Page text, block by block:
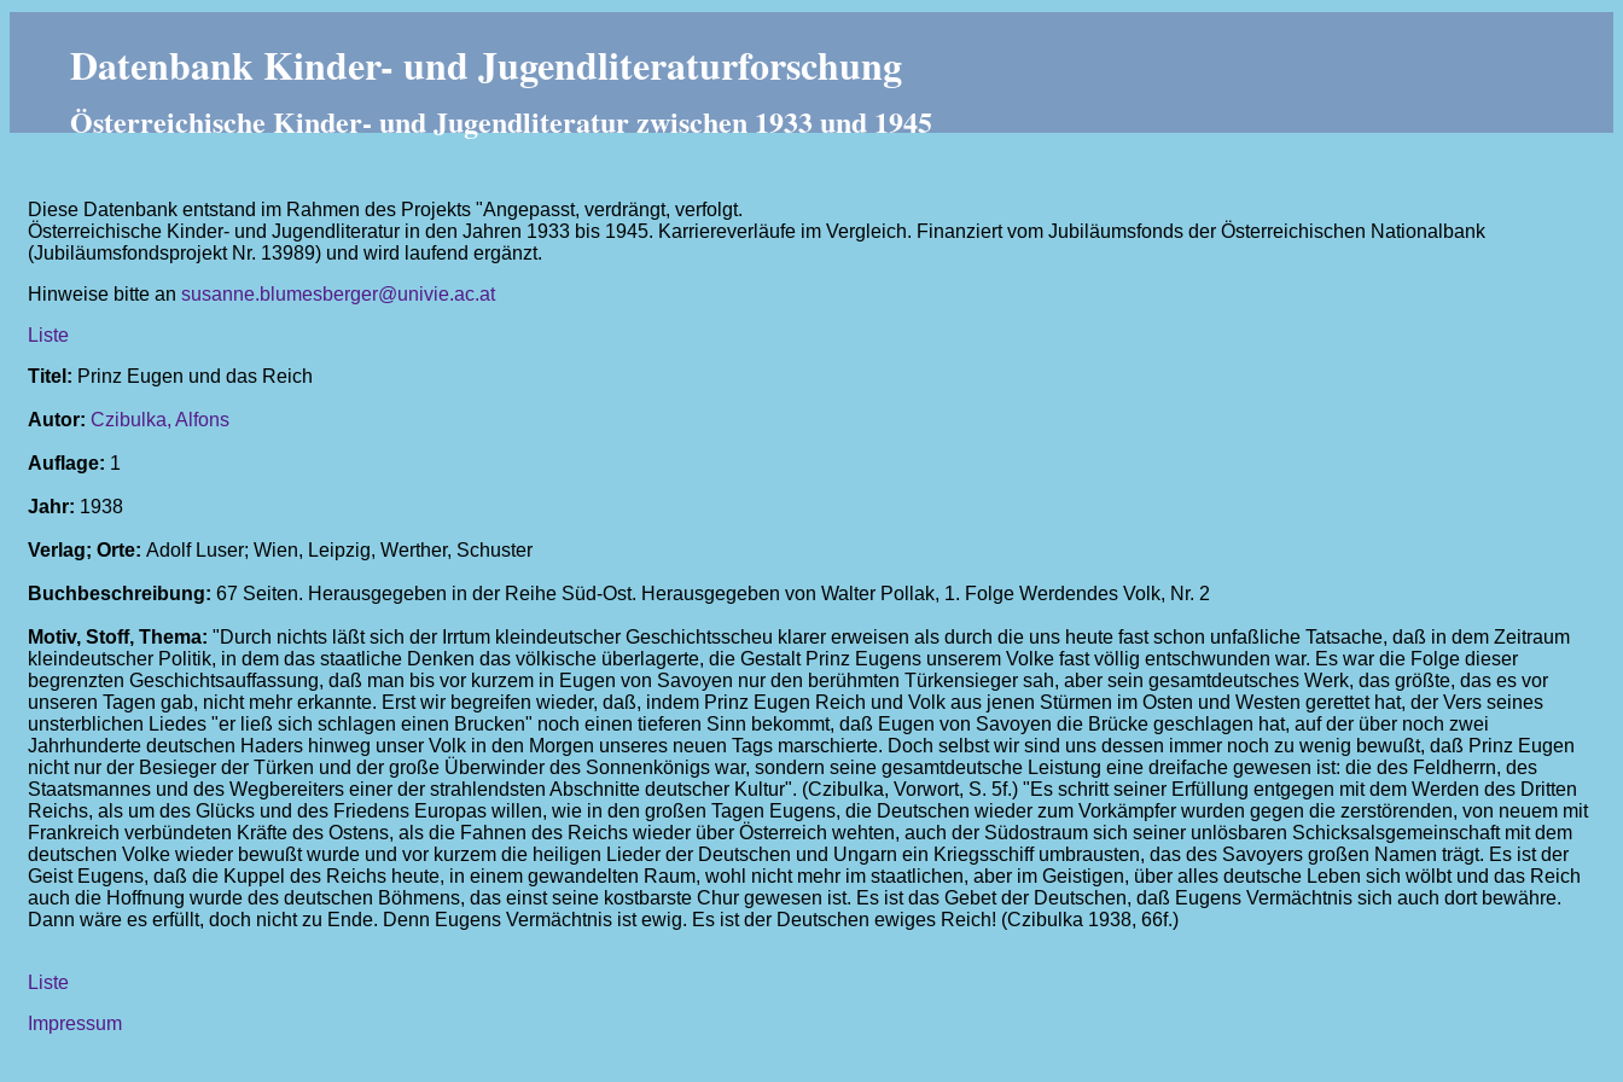
Datenbank Kinder- und Jugendliteraturforschung
Österreichische Kinder- und Jugendliteratur zwischen 1933 und 1945
Diese Datenbank entstand im Rahmen des Projekts "Angepasst, verdrängt, verfolgt.
Österreichische Kinder- und Jugendliteratur in den Jahren 1933 bis 1945. Karriereverläufe im Vergleich. Finanziert vom Jubiläumsfonds der Österreichischen Nationalbank
(Jubiläumsfondsprojekt Nr. 13989) und wird laufend ergänzt.
Hinweise bitte an susanne.blumesberger@univie.ac.at
Liste
Titel: Prinz Eugen und das Reich
Autor: Czibulka, Alfons
Auflage: 1
Jahr: 1938
Verlag; Orte: Adolf Luser; Wien, Leipzig, Werther, Schuster
Buchbeschreibung: 67 Seiten. Herausgegeben in der Reihe Süd-Ost. Herausgegeben von Walter Pollak, 1. Folge Werdendes Volk, Nr. 2
Motiv, Stoff, Thema: "Durch nichts läßt sich der Irrtum kleindeutscher Geschichtsscheu klarer erweisen als durch die uns heute fast schon unfaßliche Tatsache, daß in dem Zeitraum
kleindeutscher Politik, in dem das staatliche Denken das völkische überlagerte, die Gestalt Prinz Eugens unserem Volke fast völlig entschwunden war. Es war die Folge dieser
begrenzten Geschichtsauffassung, daß man bis vor kurzem in Eugen von Savoyen nur den berühmten Türkensieger sah, aber sein gesamtdeutsches Werk, das größte, das es vor
unseren Tagen gab, nicht mehr erkannte. Erst wir begreifen wieder, daß, indem Prinz Eugen Reich und Volk aus jenen Stürmen im Osten und Westen gerettet hat, der Vers seines
unsterblichen Liedes "er ließ sich schlagen einen Brucken" noch einen tieferen Sinn bekommt, daß Eugen von Savoyen die Brücke geschlagen hat, auf der über noch zwei
Jahrhunderte deutschen Haders hinweg unser Volk in den Morgen unseres neuen Tags marschierte. Doch selbst wir sind uns dessen immer noch zu wenig bewußt, daß Prinz Eugen
nicht nur der Besieger der Türken und der große Überwinder des Sonnenkönigs war, sondern seine gesamtdeutsche Leistung eine dreifache gewesen ist: die des Feldherrn, des
Staatsmannes und des Wegbereiters einer der strahlendsten Abschnitte deutscher Kultur". (Czibulka, Vorwort, S. 5f.) "Es schritt seiner Erfüllung entgegen mit dem Werden des Dritten
Reichs, als um des Glücks und des Friedens Europas willen, wie in den großen Tagen Eugens, die Deutschen wieder zum Vorkämpfer wurden gegen die zerstörenden, von neuem mit
Frankreich verbündeten Kräfte des Ostens, als die Fahnen des Reichs wieder über Österreich wehten, auch der Südostraum sich seiner unlösbaren Schicksalsgemeinschaft mit dem
deutschen Volke wieder bewußt wurde und vor kurzem die heiligen Lieder der Deutschen und Ungarn ein Kriegsschiff umbrausten, das des Savoyers großen Namen trägt. Es ist der
Geist Eugens, daß die Kuppel des Reichs heute, in einem gewandelten Raum, wohl nicht mehr im staatlichen, aber im Geistigen, über alles deutsche Leben sich wölbt und das Reich
auch die Hoffnung wurde des deutschen Böhmens, das einst seine kostbarste Chur gewesen ist. Es ist das Gebet der Deutschen, daß Eugens Vermächtnis sich auch dort bewähre.
Dann wäre es erfüllt, doch nicht zu Ende. Denn Eugens Vermächtnis ist ewig. Es ist der Deutschen ewiges Reich! (Czibulka 1938, 66f.)
Liste
Impressum